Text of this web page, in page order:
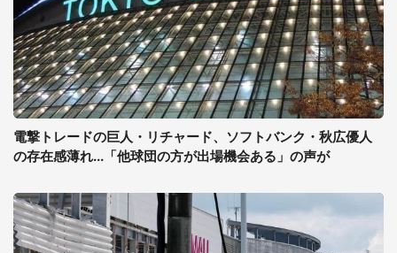
電撃トレードの巨人・リチャード、ソフトバンク・秋広優人
の存在感薄れ...「他球団の方が出場機会ある」の声が